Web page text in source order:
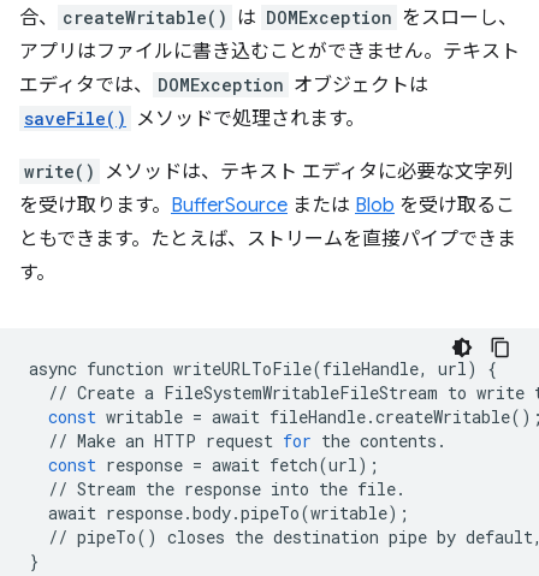
合、 createWritable() は DOMException をスローし、
アプリはファイルに書き込むことができません。テキスト
エディタでは、
DOMException オブジェクトは
saveFile() メソッドで処理されます。
write()
メソッドは、テキスト エディタに必要な文字列
を受け取ります。 BufferSource または Blob を受け取るこ
ともできます。たとえば、ストリームを直接パイプできま
す。
async function writeURLToFile(fileHandle, url)
{
// Create a FileSystemWritableFileStream to write
const writable = await fileHandle.createWritable
// Make an HTTP request for the contents .
const response = await fetch(url);
// Stream the response into the file.
await response.body.pipeTo(writable);
// pipeTo() closes the destination pipe by default
}